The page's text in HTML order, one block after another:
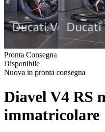
Pronta Consegna
Disponibile
Nuova in pronta consegna
Diavel V4 RS
immatricolare